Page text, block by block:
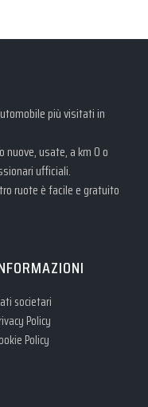
più visitati in
usate, a km 0 o
ufficiali.
ruote è facile e gratuito
societari
Policy
Policy